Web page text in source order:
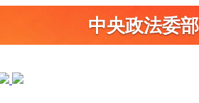
中央政法委